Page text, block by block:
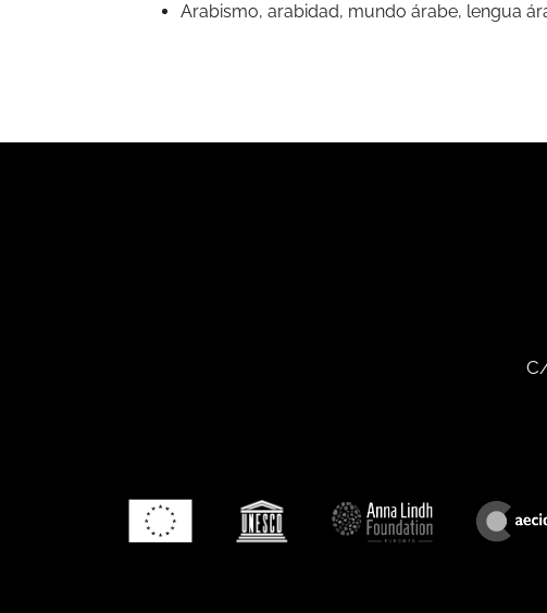
Arabismo, arabidad, mundo árabe, lengua